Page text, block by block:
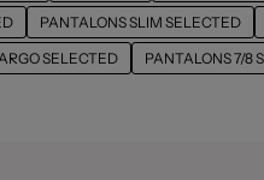
PANTALONS SLIM SELECTED
SELECTED PANTALONS 7/8